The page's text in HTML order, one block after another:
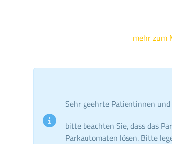
mehr zum
Sehr geehrte Patientinnen
bitte beachten Sie, dass das
Parkautomaten lösen. Bitte